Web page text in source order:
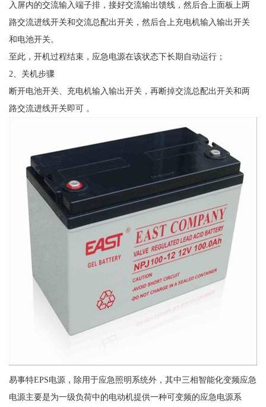
入屏内的交流输入端子排，接好交流输出馈线，然后合上面板上两
路交流进线开关和交流总配出开关，然后合上充电机输入输出开关
和电池开关。
至此，开机过程结束，应急电源在该状态下长期自动运行；
2、关机步骤
断开电池开关、充电机输入输出开关，再断掉交流总配出开关和两
路交流进线开关即可 。
易事特EPS电源，除用于应急照明系统外，其中三相智能化变频应急
电源主要是为一级负荷中的电动机提供一种可变频的应急电源系